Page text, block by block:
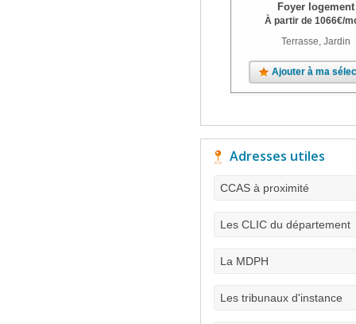
Foyer logement
À partir de 1066€/
Terrasse, Jardin
Ajouter à ma
Adresses utiles
CCAS à proximité
Les CLIC du département
La MDPH
Les tribunaux d'instance